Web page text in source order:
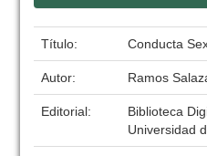
Título: Conducta
Autor: Ramos
Editorial:
Biblioteca
Universidad